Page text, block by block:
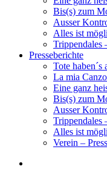
Bis(s) zum
Ausser
Alles ist
Trippendales
Presseberichte
Tote haben´s
La mia
Eine ganz
Bis(s) zum
Ausser
Trippendales
Alles ist
Verein –